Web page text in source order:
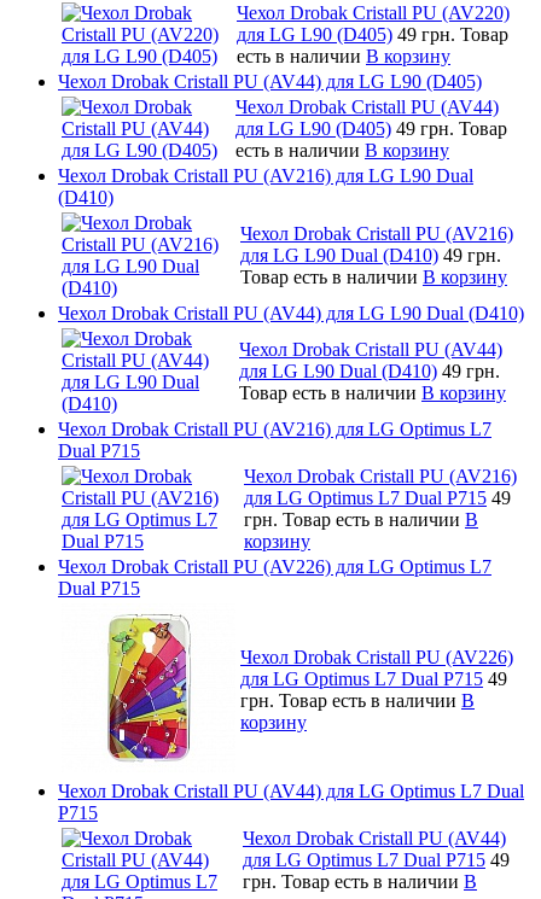
Чехол Drobak Cristall PU (AV220)
для LG L90 (D405) 49 грн. Товар
есть в наличии В корзину
Чехол Drobak Cristall PU (AV44) для LG L90 (D405)
Чехол Drobak Cristall PU (AV44)
для LG L90 (D405) 49 грн. Товар
есть в наличии В корзину
Чехол Drobak Cristall PU (AV216) для LG L90 Dual
(D410)
Чехол Drobak Cristall PU (AV216)
для LG L90 Dual (D410) 49 грн.
Товар есть в наличии В корзину
Чехол Drobak Cristall PU (AV44) для LG L90 Dual (D410)
Чехол Drobak Cristall PU (AV44)
для LG L90 Dual (D410) 49 грн.
Товар есть в наличии В корзину
Чехол Drobak Cristall PU (AV216) для LG Optimus L7
Dual P715
Чехол Drobak Cristall PU (AV216)
для LG Optimus L7 Dual P715 49
грн. Товар есть в наличии В
корзину
Чехол Drobak Cristall PU (AV226) для LG Optimus L7
Dual P715
Чехол Drobak Cristall PU (AV226)
для LG Optimus L7 Dual P715 49
грн. Товар есть в наличии В
корзину
Чехол Drobak Cristall PU (AV44) для LG Optimus L7 Dual
P715
Чехол Drobak Cristall PU (AV44)
для LG Optimus L7 Dual P715 49
грн. Товар есть в наличии В